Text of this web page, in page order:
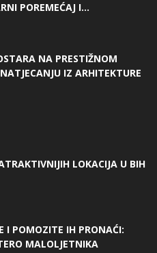
POREMEĆAJ I...
NA PRESTIŽNOM
IZ ARHITEKTURE
LOKACIJA U BIH
I POMOZITE IH PRONAĆI:
MALOLJETNIKA